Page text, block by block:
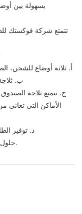
بسهولة بين
تتمتع شركة فوكستك
أ. ثلاثة أوضاع للشحن،
ب.
ج. تتمتع ثلاجة
الأماكن التي تعاني
د. توفير
حلول الطاقة المتكاملة تقودك إلى حياة أكثر استدامة.